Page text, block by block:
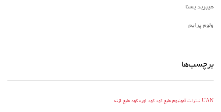
هیبرید یسنا
ولوم پرایم
برچسب‌ها
UAN نیترات آمونیوم مایع کود کود اوره کود مایع ازته